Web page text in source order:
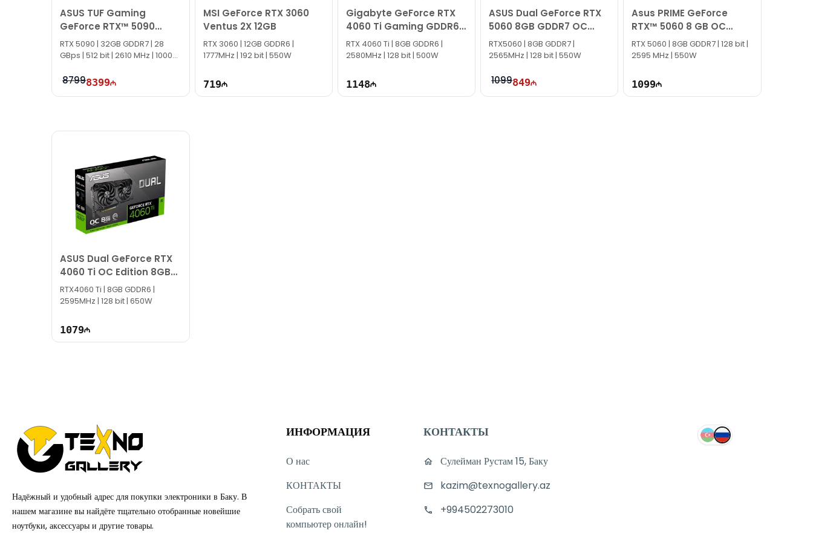
ASUS TUF Gaming
GeForce RTX™ 5090
32GB (512-bit) GDDR7
OC Edition
RTX 5090 | 32GB GDDR7 | 28
GBps | 512 bit | 2610 MHz | 1000W
87998399
MSI GeForce RTX 3060
Ventus 2X 12GB
RTX 3060 | 12GB GDDR6 |
1777MHz | 192 bit | 550W
719
Gigabyte GeForce RTX
4060 Ti Gaming GDDR6
OC 8GB
RTX 4060 Ti | 8GB GDDR6 |
2580MHz | 128 bit | 500W
1148
ASUS Dual GeForce RTX
5060 8GB GDDR7 OC
Edition
RTX5060 | 8GB GDDR7 |
2565MHz | 128 bit | 550W
1099849
Asus PRIME GeForce
RTX™ 5060 8 GB OC
90YV0N10-M0NA00
RTX 5060 | 8GB GDDR7 | 128 bit |
2595 MHz | 550W
1099
ASUS Dual GeForce RTX
4060 Ti OC Edition 8GB
GDDR6
RTX4060 Ti | 8GB GDDR6 |
2595MHz | 128 bit | 650W
1079
Надёжный и удобный адрес для покупки электроники в Баку. В
нашем магазине вы найдёте тщательно отобранные новейшие
ноутбуки, аксессуары и другие товары.
ИНФОРМАЦИЯ
О нас
КОНТАКТЫ
Собрать свой
компьютер онлайн!
КОНТАКТЫ
Сулейман Рустам 15, Баку
kazim@texnogallery.az
+994502273010